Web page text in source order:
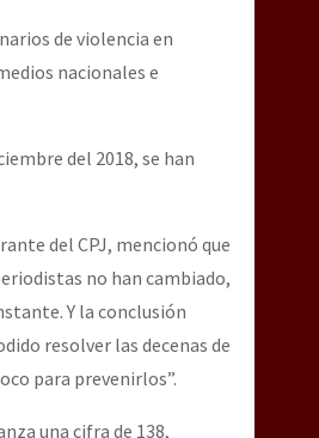
de violencia en
nacionales e
del 2018, se han
del CPJ, mencionó que
no han cambiado,
Y la conclusión
resolver las decenas de
para prevenirlos”.
una cifra de 138,